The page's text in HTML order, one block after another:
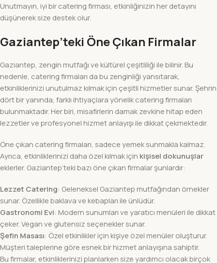
Unutmayın, iyi bir catering firması, etkinliğinizin her detayını
düşünerek size destek olur.
Gaziantep’teki Öne Çıkan Firmalar
Gaziantep, zengin mutfağı ve kültürel çeşitliliği ile bilinir. Bu
nedenle, catering firmaları da bu zenginliği yansıtarak,
etkinliklerinizi unutulmaz kılmak için çeşitli hizmetler sunar. Şehrin
dört bir yanında, farklı ihtiyaçlara yönelik catering firmaları
bulunmaktadır. Her biri, misafirlerin damak zevkine hitap eden
lezzetler ve profesyonel hizmet anlayışı ile dikkat çekmektedir.
Öne çıkan catering firmaları, sadece yemek sunmakla kalmaz.
Ayrıca, etkinliklerinizi daha özel kılmak için kişisel dokunuşlar
eklerler. Gaziantep’teki bazı öne çıkan firmalar şunlardır:
Lezzet Catering: Geleneksel Gaziantep mutfağından örnekler
sunar. Özellikle baklava ve kebapları ile ünlüdür.
Gastronomi Evi: Modern sunumları ve yaratıcı menüleri ile dikkat
çeker. Vegan ve glutensiz seçenekler sunar.
Şefin Masası: Özel etkinlikler için kişiye özel menüler oluşturur.
Müşteri taleplerine göre esnek bir hizmet anlayışına sahiptir.
Bu firmalar, etkinliklerinizi planlarken size yardımcı olacak birçok